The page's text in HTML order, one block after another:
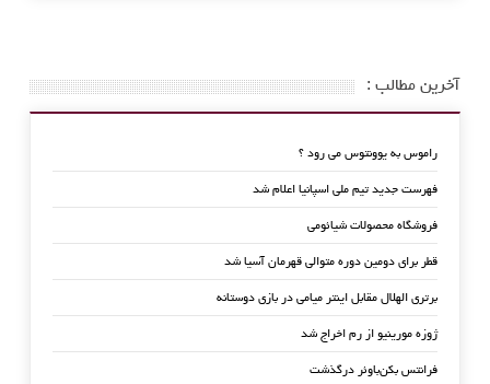
آخرین مطالب :
راموس به یوونتوس می رود ؟
فهرست جدید تیم ملی اسپانیا اعلام شد
فروشگاه محصولات شیائومی
قطر برای دومین دوره متوالی قهرمان آسیا شد
برتری الهلال مقابل اینتر میامی در بازی دوستانه
ژوزه مورینیو از رم اخراج شد
فرانتس بکن‌باوئر درگذشت